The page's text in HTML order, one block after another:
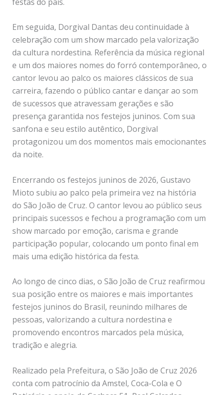
Em seguida, Dorgival Dantas deu continuidade à
celebração com um show marcado pela valorização
da cultura nordestina. Referência da música regional
e um dos maiores nomes do forró contemporâneo, o
cantor levou ao palco os maiores clássicos de sua
carreira, fazendo o público cantar e dançar ao som
de sucessos que atravessam gerações e são
presença garantida nos festejos juninos. Com sua
sanfona e seu estilo autêntico, Dorgival
protagonizou um dos momentos mais emocionantes
da noite.
Encerrando os festejos juninos de 2026, Gustavo
Mioto subiu ao palco pela primeira vez na história
do São João de Cruz. O cantor levou ao público seus
principais sucessos e fechou a programação com um
show marcado por emoção, carisma e grande
participação popular, colocando um ponto final em
mais uma edição histórica da festa.
Ao longo de cinco dias, o São João de Cruz reafirmou
sua posição entre os maiores e mais importantes
festejos juninos do Brasil, reunindo milhares de
pessoas, valorizando a cultura nordestina e
promovendo encontros marcados pela música,
tradição e alegria.
Realizado pela Prefeitura, o São João de Cruz 2026
conta com patrocínio da Amstel, Coca-Cola e O